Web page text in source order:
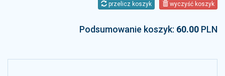
przelicz koszyk wyczyść koszyk
Podsumowanie koszyk: 60.00 PLN